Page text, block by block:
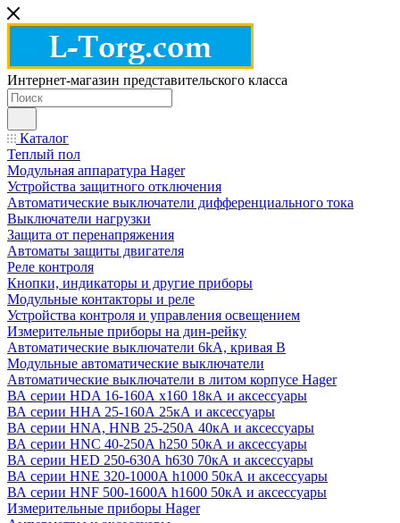
Интернет-магазин представительского класса
Каталог
Теплый пол
Модульная аппаратура Hager
Устройства защитного отключения
Автоматические выключатели дифференциального тока
Выключатели нагрузки
Защита от перенапряжения
Автоматы защиты двигателя
Реле контроля
Кнопки, индикаторы и другие приборы
Модульные контакторы и реле
Устройства контроля и управления освещением
Измерительные приборы на дин-рейку
Автоматические выключатели 6kA, кривая В
Модульные автоматические выключатели
Автоматические выключатели в литом корпусе Hager
ВА серии HDA 16-160А x160 18кА и аксессуары
ВА серии HHA 25-160А 25кА и аксессуары
ВА серии HNA, HNB 25-250А 40кА и аксессуары
ВА серии HNC 40-250А h250 50кА и аксессуары
ВА серии HED 250-630А h630 70кА и аксессуары
ВА серии HNE 320-1000А h1000 50кА и аксессуары
ВА серии HNF 500-1600А h1600 50кА и аксессуары
Измерительные приборы Hager